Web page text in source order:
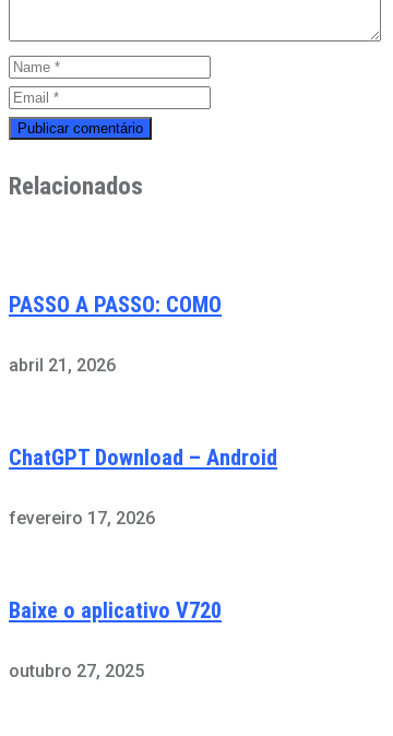
Relacionados
PASSO A PASSO: COMO
abril 21, 2026
ChatGPT Download – Android
fevereiro 17, 2026
Baixe o aplicativo V720
outubro 27, 2025